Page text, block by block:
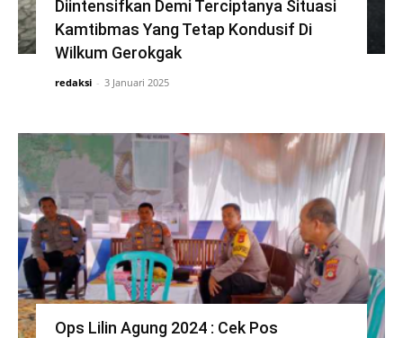
Diintensifkan Demi Terciptanya Situasi
Kamtibmas Yang Tetap Kondusif Di
Wilkum Gerokgak
redaksi - 3 Januari 2025
Ops Lilin Agung 2024 : Cek Pos